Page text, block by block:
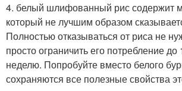
4. белый шлифованный рис содержит
который не лучшим образом
Полностью отказываться от риса не
просто ограничить его потребление
неделю. Попробуйте вместо белого
сохраняются все полезные свойства